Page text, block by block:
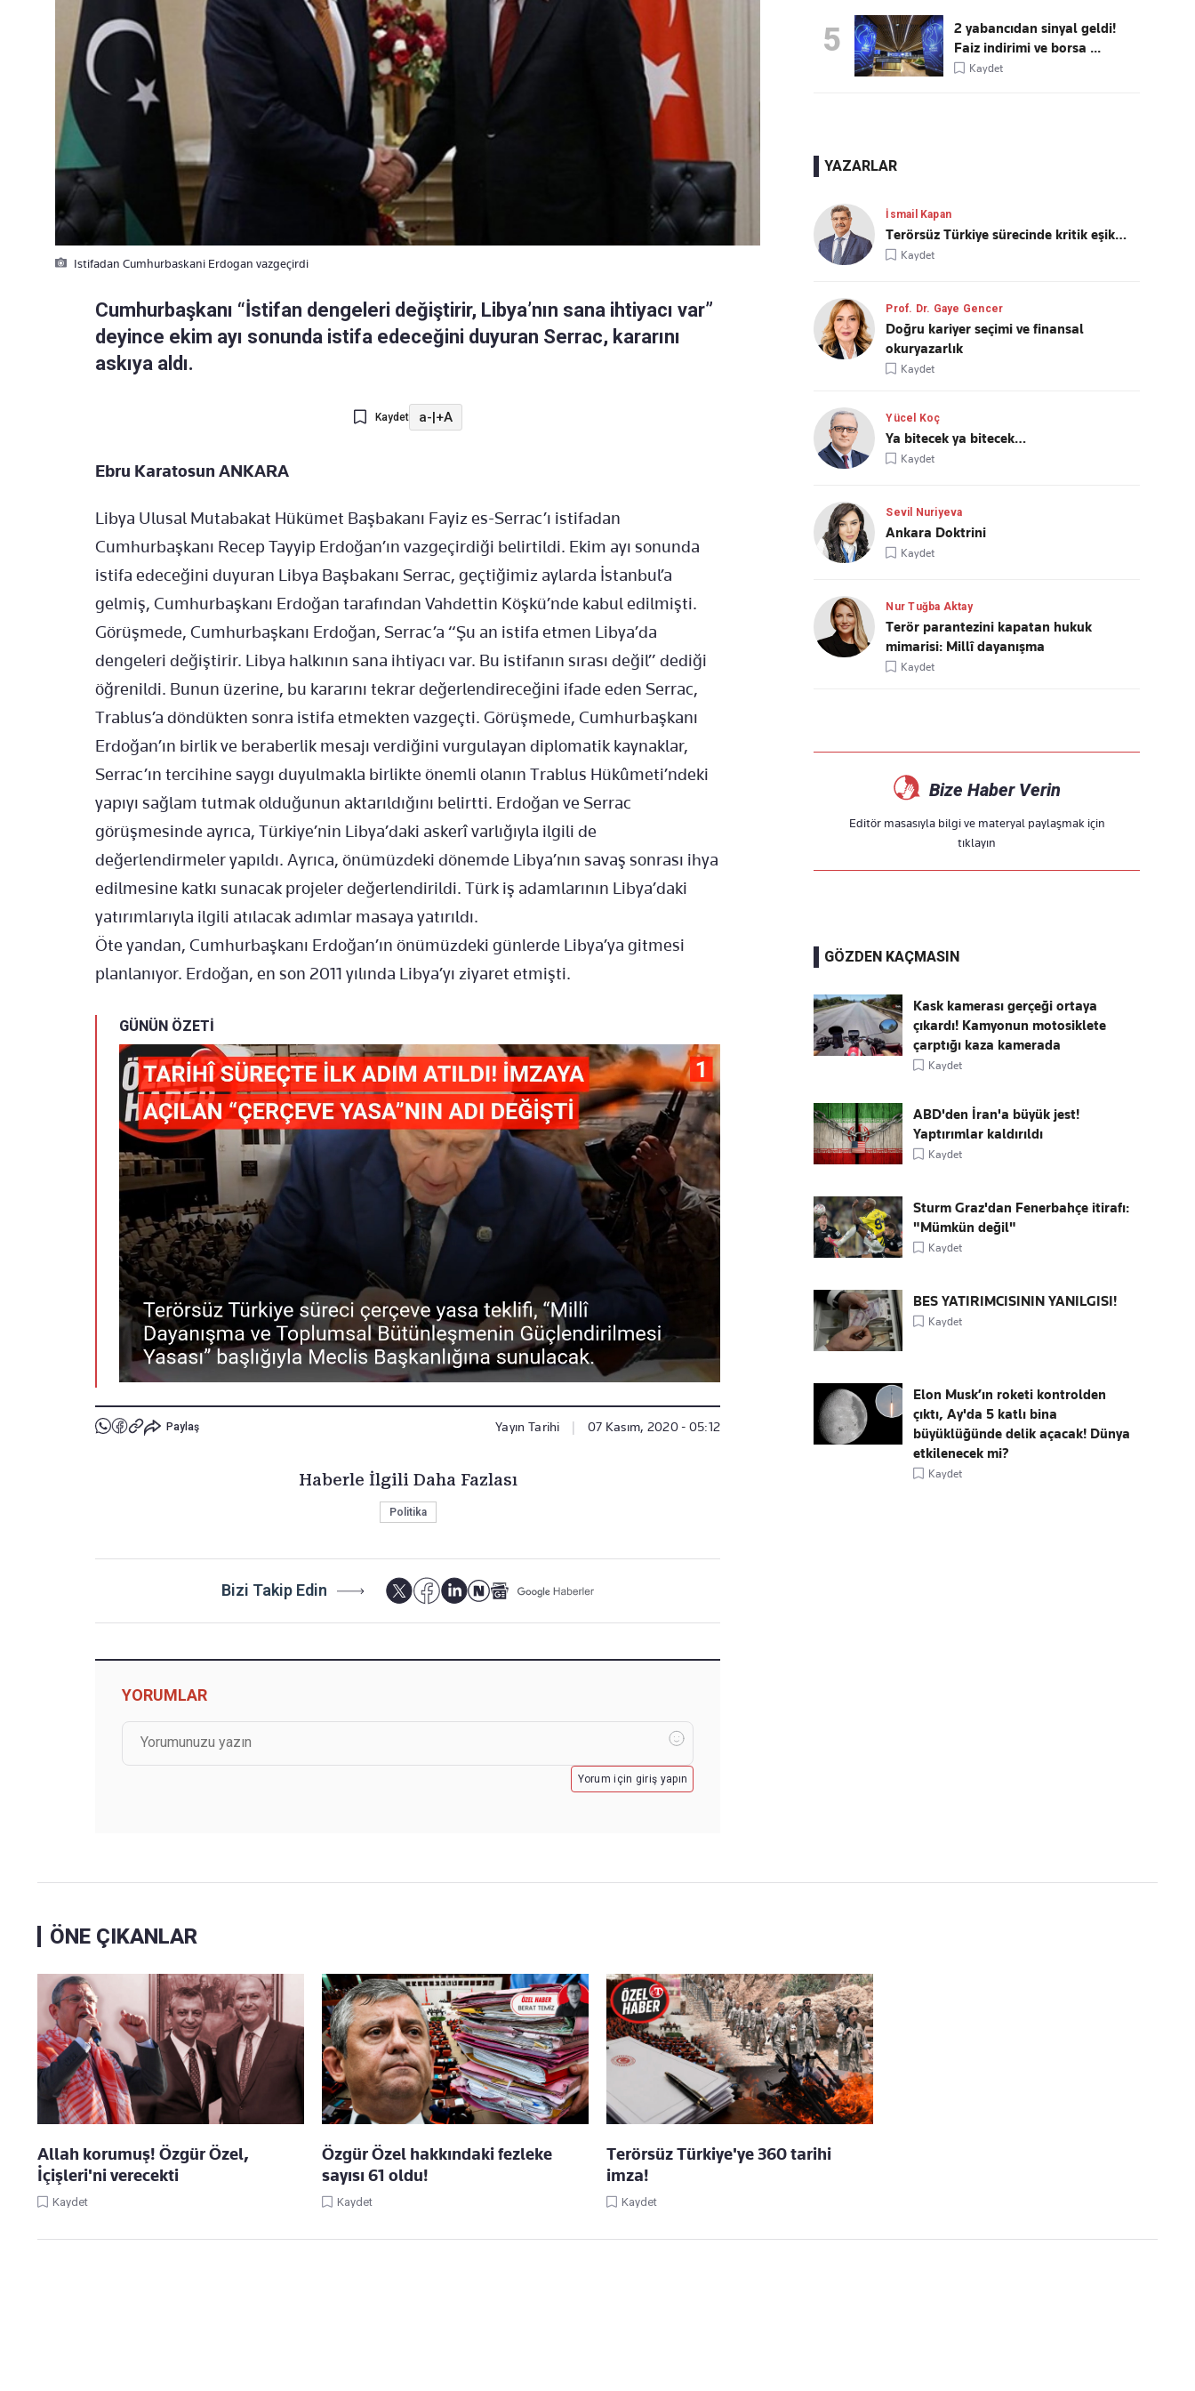
Istifadan Cumhurbaskani Erdogan vazgeçirdi
Cumhurbaşkanı “İstifan dengeleri değiştirir, Libya’nın sana ihtiyacı var”
deyince ekim ayı sonunda istifa edeceğini duyuran Serrac, kararını
askıya aldı.
Kaydet a-|+A
Ebru Karatosun ANKARA
Libya Ulusal Mutabakat Hükümet Başbakanı Fayiz es-Serrac’ı istifadan
Cumhurbaşkanı Recep Tayyip Erdoğan’ın vazgeçirdiği belirtildi. Ekim ayı sonunda
istifa edeceğini duyuran Libya Başbakanı Serrac, geçtiğimiz aylarda İstanbul’a
gelmiş, Cumhurbaşkanı Erdoğan tarafından Vahdettin Köşkü’nde kabul edilmişti.
Görüşmede, Cumhurbaşkanı Erdoğan, Serrac’a “Şu an istifa etmen Libya’da
dengeleri değiştirir. Libya halkının sana ihtiyacı var. Bu istifanın sırası değil” dediği
öğrenildi. Bunun üzerine, bu kararını tekrar değerlendireceğini ifade eden Serrac,
Trablus’a döndükten sonra istifa etmekten vazgeçti. Görüşmede, Cumhurbaşkanı
Erdoğan’ın birlik ve beraberlik mesajı verdiğini vurgulayan diplomatik kaynaklar,
Serrac’ın tercihine saygı duyulmakla birlikte önemli olanın Trablus Hükûmeti’ndeki
yapıyı sağlam tutmak olduğunun aktarıldığını belirtti. Erdoğan ve Serrac
görüşmesinde ayrıca, Türkiye’nin Libya’daki askerî varlığıyla ilgili de
değerlendirmeler yapıldı. Ayrıca, önümüzdeki dönemde Libya’nın savaş sonrası ihya
edilmesine katkı sunacak projeler değerlendirildi. Türk iş adamlarının Libya’daki
yatırımlarıyla ilgili atılacak adımlar masaya yatırıldı.
Öte yandan, Cumhurbaşkanı Erdoğan’ın önümüzdeki günlerde Libya’ya gitmesi
planlanıyor. Erdoğan, en son 2011 yılında Libya’yı ziyaret etmişti.
GÜNÜN ÖZETİ
Paylaş Yayın Tarihi 07 Kasım, 2020 - 05:12
Haberle İlgili Daha Fazlası
Politika
Bizi Takip Edin
YORUMLAR
Yorum için giriş yapın
5
2 yabancıdan sinyal geldi!
Faiz indirimi ve borsa ...
Kaydet
YAZARLAR
İsmail Kapan
Terörsüz Türkiye sürecinde kritik eşik…
Kaydet
Prof. Dr. Gaye Gencer
Doğru kariyer seçimi ve finansal
okuryazarlık
Kaydet
Yücel Koç
Ya bitecek ya bitecek…
Kaydet
Sevil Nuriyeva
Ankara Doktrini
Kaydet
Nur Tuğba Aktay
Terör parantezini kapatan hukuk
mimarisi: Millî dayanışma
Kaydet
Bize Haber Verin
Editör masasıyla bilgi ve materyal paylaşmak için
tıklayın
GÖZDEN KAÇMASIN
Kask kamerası gerçeği ortaya
çıkardı! Kamyonun motosiklete
çarptığı kaza kamerada
Kaydet
ABD'den İran'a büyük jest!
Yaptırımlar kaldırıldı
Kaydet
Sturm Graz'dan Fenerbahçe itirafı:
"Mümkün değil"
Kaydet
BES YATIRIMCISININ YANILGISI!
Kaydet
Elon Musk’ın roketi kontrolden
çıktı, Ay'da 5 katlı bina
büyüklüğünde delik açacak! Dünya
etkilenecek mi?
Kaydet
ÖNE ÇIKANLAR
Allah korumuş! Özgür Özel,
İçişleri'ni verecekti
Kaydet
Özgür Özel hakkındaki fezleke
sayısı 61 oldu!
Kaydet
Terörsüz Türkiye'ye 360 tarihi
imza!
Kaydet